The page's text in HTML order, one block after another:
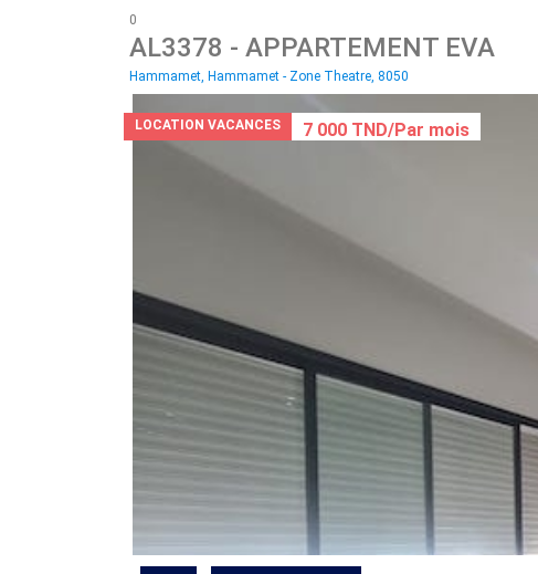
0
AL3378 - APPARTEMENT EVA
Hammamet, Hammamet - Zone Theatre, 8050
LOCATION VACANCES 7 000 TND/Par mois